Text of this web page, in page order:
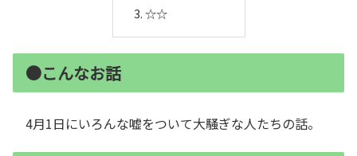
☆☆
●こんなお話
4月1日にいろんな嘘をついて大騒ぎな人たちの話。